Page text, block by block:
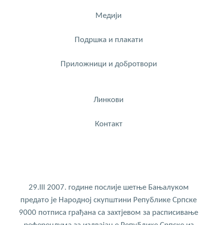
Медији
Подршка и плакати
Приложници и добротвори
Линкови
Контакт
29.III 2007. године послије шетње Бањалуком
предато је Народној скупштини Републике Српске
9000 потписа грађана са захтјевом за расписивање